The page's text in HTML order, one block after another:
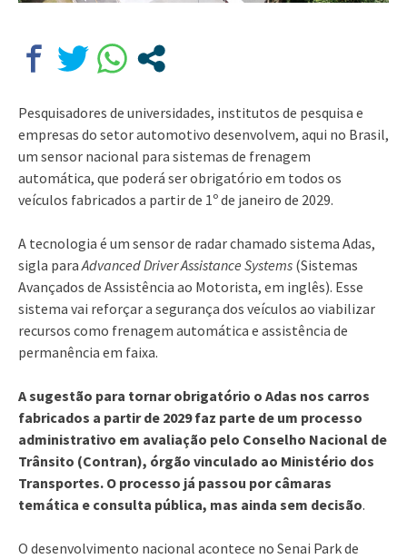
Pesquisadores de universidades, institutos de pesquisa e
empresas do setor automotivo desenvolvem, aqui no Brasil,
um sensor nacional para sistemas de frenagem
automática, que poderá ser obrigatório em todos os
veículos fabricados a partir de 1º de janeiro de 2029.
A tecnologia é um sensor de radar chamado sistema Adas,
sigla para Advanced Driver Assistance Systems (Sistemas
Avançados de Assistência ao Motorista, em inglês). Esse
sistema vai reforçar a segurança dos veículos ao viabilizar
recursos como frenagem automática e assistência de
permanência em faixa.
A sugestão para tornar obrigatório o Adas nos carros
fabricados a partir de 2029 faz parte de um processo
administrativo em avaliação pelo Conselho Nacional de
Trânsito (Contran), órgão vinculado ao Ministério dos
Transportes. O processo já passou por câmaras
temática e consulta pública, mas ainda sem decisão.
O desenvolvimento nacional acontece no Senai Park de